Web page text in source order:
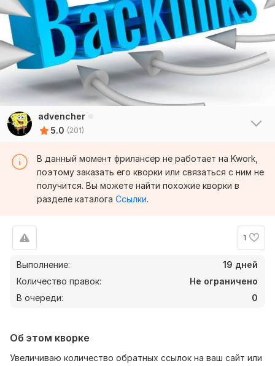
advencher
5.0 (201)
В данный момент фрилансер не работает на Kwork,
поэтому заказать его кворки или связаться с ним не
получится. Вы можете найти похожие кворки в
разделе каталога Ссылки.
1
Выполнение:
19 дней
Количество правок:
Не ограничено
В очереди:
0
Об этом кворке
Увеличиваю количество обратных ссылок на ваш сайт или